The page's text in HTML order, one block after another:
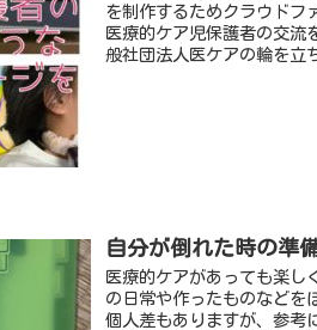
を制作するためクラウドフ
医療的ケア児保護者の交流
般社団法人医ケアの輪を立
自分が倒れた時の準
医療的ケアがあっても楽し
の日常や作ったものなどを
個人差もありますが、参考